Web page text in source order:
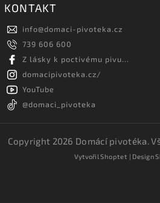
KONTAKT
info@domaci-pivoteka.cz
739 606 600
Z lásky k poctivému pivu...
domacipivoteka.cz/
YouTube
@domaci_pivoteka
Copyright 2026 Domácí pivotéka.
VytvořilShoptet | Design